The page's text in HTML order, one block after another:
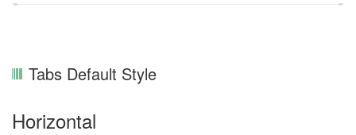
Tabs Default Style
Horizontal